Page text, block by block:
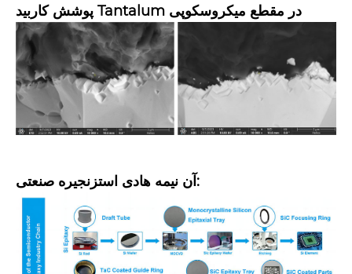
پوشش کاربید Tantalum در مقطع میکروسکوپی
آن نیمه هادی استزنجیره صنعتی :